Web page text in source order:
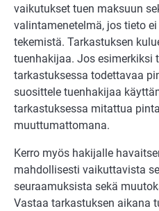
vaikutukset tuen maksuun
valintamenetelmä, jos tieto
tekemistä. Tarkastuksen
tuenhakijaa. Jos esimerkiksi
tarkastuksessa todettavaa
suosittele tuenhakijaa
tarkastuksessa mitattua
muuttumattomana.
Kerro myös hakijalle
mahdollisesti vaikuttavista
seuraamuksista sekä
Vastaa tarkastuksen aikana